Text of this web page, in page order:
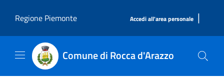
Regione Piemonte
Accedi all'area personale |
Comune di Rocca d'Arazzo